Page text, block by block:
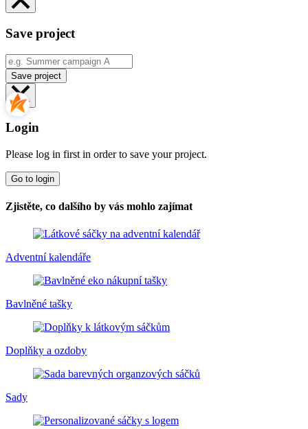
Save project
Save project
Login
Please log in first in order to save your project.
Go to login
Zjistěte, co dalšího by vás mohlo zajímat
Adventní kalendáře
Bavlněné tašky
Doplňky a ozdoby
Sady